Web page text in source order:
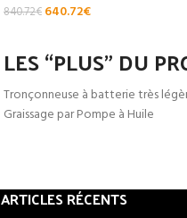
840.72€ 640.72€
LES “PLUS” DU
Tronçonneuse à batterie très
Graissage par Pompe à Huile
Equivalente à un élagueuse
ARTICLES RÉCENTS